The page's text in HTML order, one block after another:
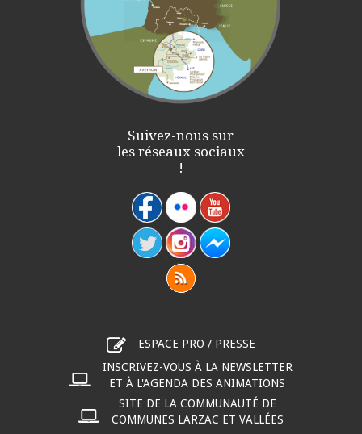
Suivez-nous sur
les réseaux sociaux
!
ESPACE PRO / PRESSE
INSCRIVEZ-VOUS À LA NEWSLETTER
ET À L'AGENDA DES ANIMATIONS
SITE DE LA COMMUNAUTÉ DE
COMMUNES LARZAC ET VALLÉES